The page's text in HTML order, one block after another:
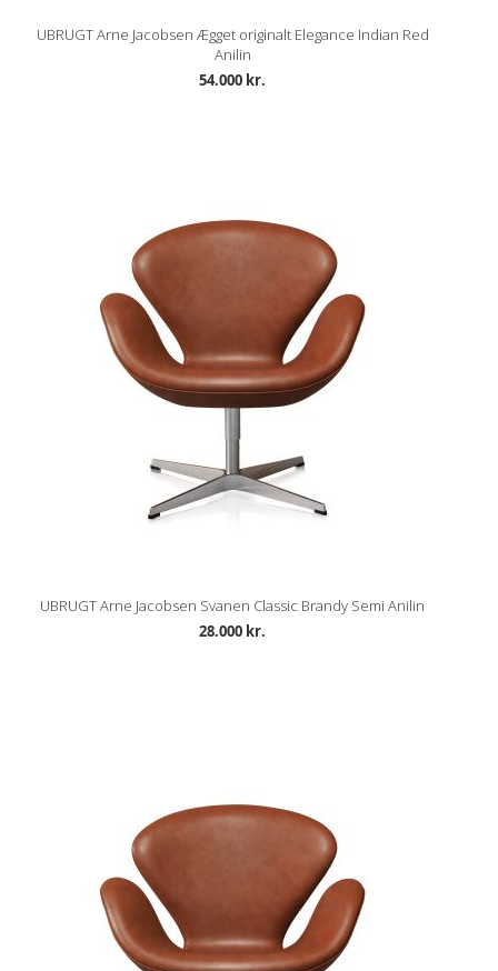
UBRUGT Arne Jacobsen Ægget originalt Elegance Indian Red
Anilin
54.000 kr.
UBRUGT Arne Jacobsen Svanen Classic Brandy Semi Anilin
28.000 kr.